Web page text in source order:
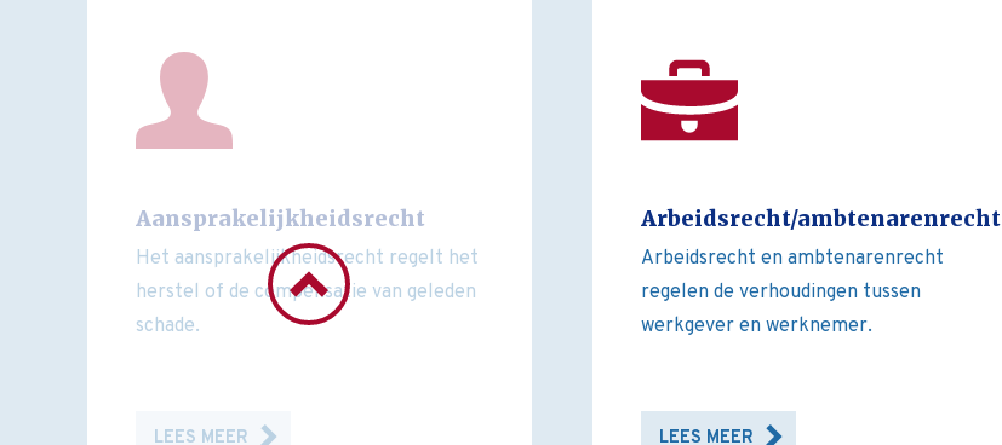
Aansprakelijkheidsrecht
Het aansprakelijkheidsrecht regelt het
herstel of de compensatie van geleden
schade.
LEES MEER
Arbeidsrecht/ambtenarenrecht
Arbeidsrecht en ambtenarenrecht
regelen de verhoudingen tussen
werkgever en werknemer.
LEES MEER